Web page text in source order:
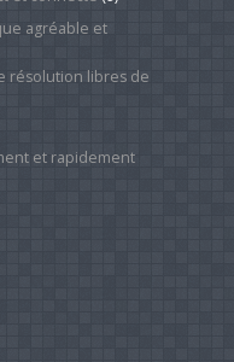
agréable et
résolution libres de
et rapidement